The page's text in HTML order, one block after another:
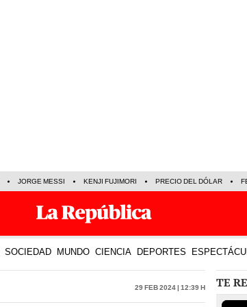
JORGE MESSI KENJI FUJIMORI PRECIO DEL DÓLAR
SOCIEDAD MUNDO CIENCIA DEPORTES
29 Feb 2024 | 12:39 h TE